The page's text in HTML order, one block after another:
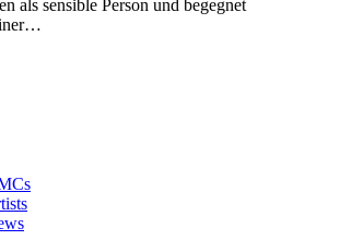
als sensible Person und begegnet